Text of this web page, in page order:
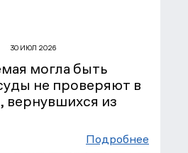
30 ИЮЛ 2026
могла быть
не проверяют в
из
Подробнее